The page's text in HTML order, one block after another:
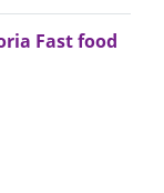
Fast food